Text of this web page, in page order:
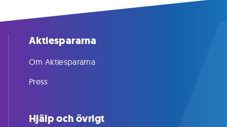
Aktiespararna
Om Aktiespararna
Press
Hjälp och övrigt